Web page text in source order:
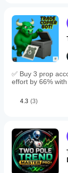
✅ Buy 3 prop
effort by 66%
4.3 (3)